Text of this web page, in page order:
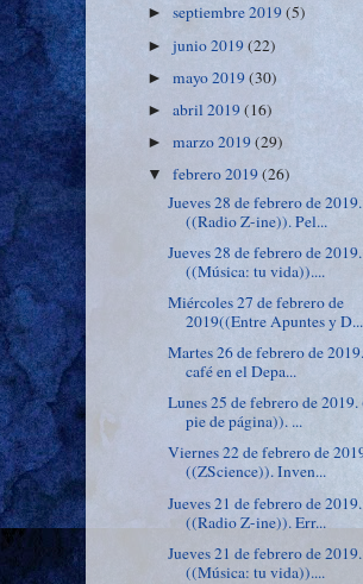
►septiembre 2019(5)
►junio 2019(22)
►mayo 2019(30)
►abril 2019(16)
►marzo 2019(29)
▼febrero 2019(26)
Jueves 28 de febrero de 2019.
((Radio Z-ine)). Pel...
Jueves 28 de febrero de 2019.
((Música: tu vida))....
Miércoles 27 de febrero de
2019((Entre Apuntes y D...
Martes 26 de febrero de
café en el Depa...
Lunes 25 de febrero de
pie de página)). ...
Viernes 22 de febrero de
((ZScience)). Inven...
Jueves 21 de febrero de 2019.
((Radio Z-ine)). Err...
Jueves 21 de febrero de 2019.
((Música: tu vida))....